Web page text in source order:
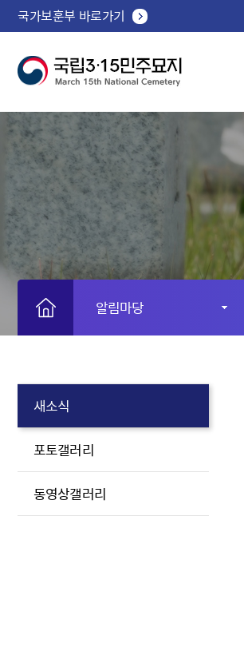
국가보훈부 바로가기
알림마당
새소식
포토갤러리
동영상갤러리